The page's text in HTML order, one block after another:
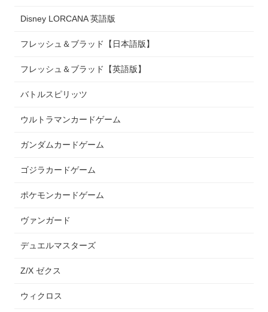
Disney LORCANA 英語版
フレッシュ＆ブラッド【日本語版】
フレッシュ＆ブラッド【英語版】
バトルスピリッツ
ウルトラマンカードゲーム
ガンダムカードゲーム
ゴジラカードゲーム
ポケモンカードゲーム
ヴァンガード
デュエルマスターズ
Z/X ゼクス
ウィクロス